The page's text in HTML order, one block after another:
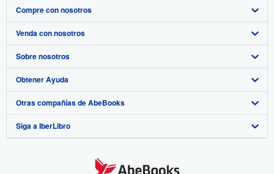
Compre con nosotros
Búsqueda avanzada
Colecciones
Mi cuenta
Mis pedidos
Ver carrito
Venda con nosotros
Comenzar a vender
Únase a nuestro programa de afiliados
Recomiende un vendedor
Sobre nosotros
Sobre IberLibro
Medios
Empleo
Obtener Ayuda
Preguntas frecuentes y guías
Atención al Cliente
Otras compañías de AbeBooks
AbeBooks.com
Siga a IberLibro